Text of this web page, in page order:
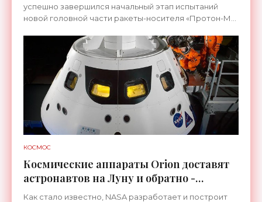
успешно завершился начальный этап испытаний
новой головной части ракеты-носителя «Протон-М»,
КОСМОС
Космические аппараты Orion доставят
астронавтов на Луну и обратно -
«Космос»
Как стало известно, NASA разработает и построит